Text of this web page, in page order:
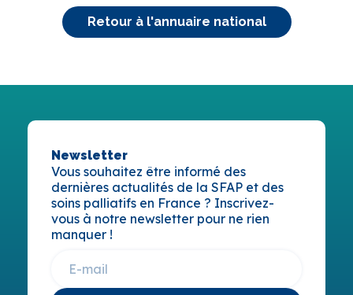
Retour à l'annuaire national
Newsletter
Vous souhaitez être informé des
dernières actualités de la SFAP et des
soins palliatifs en France ? Inscrivez-
vous à notre newsletter pour ne rien
manquer !